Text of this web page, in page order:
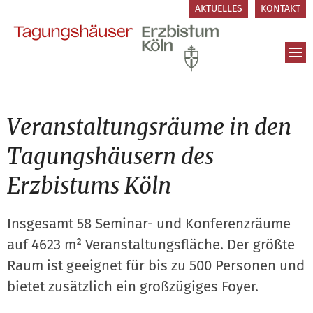
AKTUELLES KONTAKT
Veranstaltungsräume in den
Tagungshäusern des
Erzbistums Köln
Insgesamt 58 Seminar- und Konferenzräume
auf 4623 m² Veranstaltungsfläche. Der größte
Raum ist geeignet für bis zu 500 Personen und
bietet zusätzlich ein großzügiges Foyer.